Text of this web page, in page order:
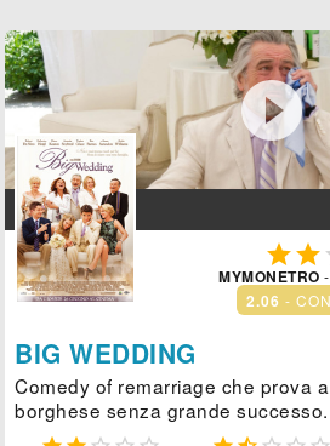


MYMONETRO
2.06 -
BIG WEDDING
Comedy of remarriage che prova
borghese senza grande successo.